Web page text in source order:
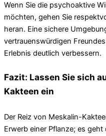
Wenn Sie die psychoaktive
möchten, gehen Sie
heran. Eine sichere
vertrauenswürdigen
Erlebnis deutlich verbessern.
Fazit: Lassen Sie sich
Kakteen ein
Der Reiz von Meskalin-
Erwerb einer Pflanze; es